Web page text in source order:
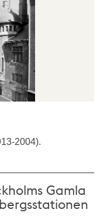
2004).
Gamla